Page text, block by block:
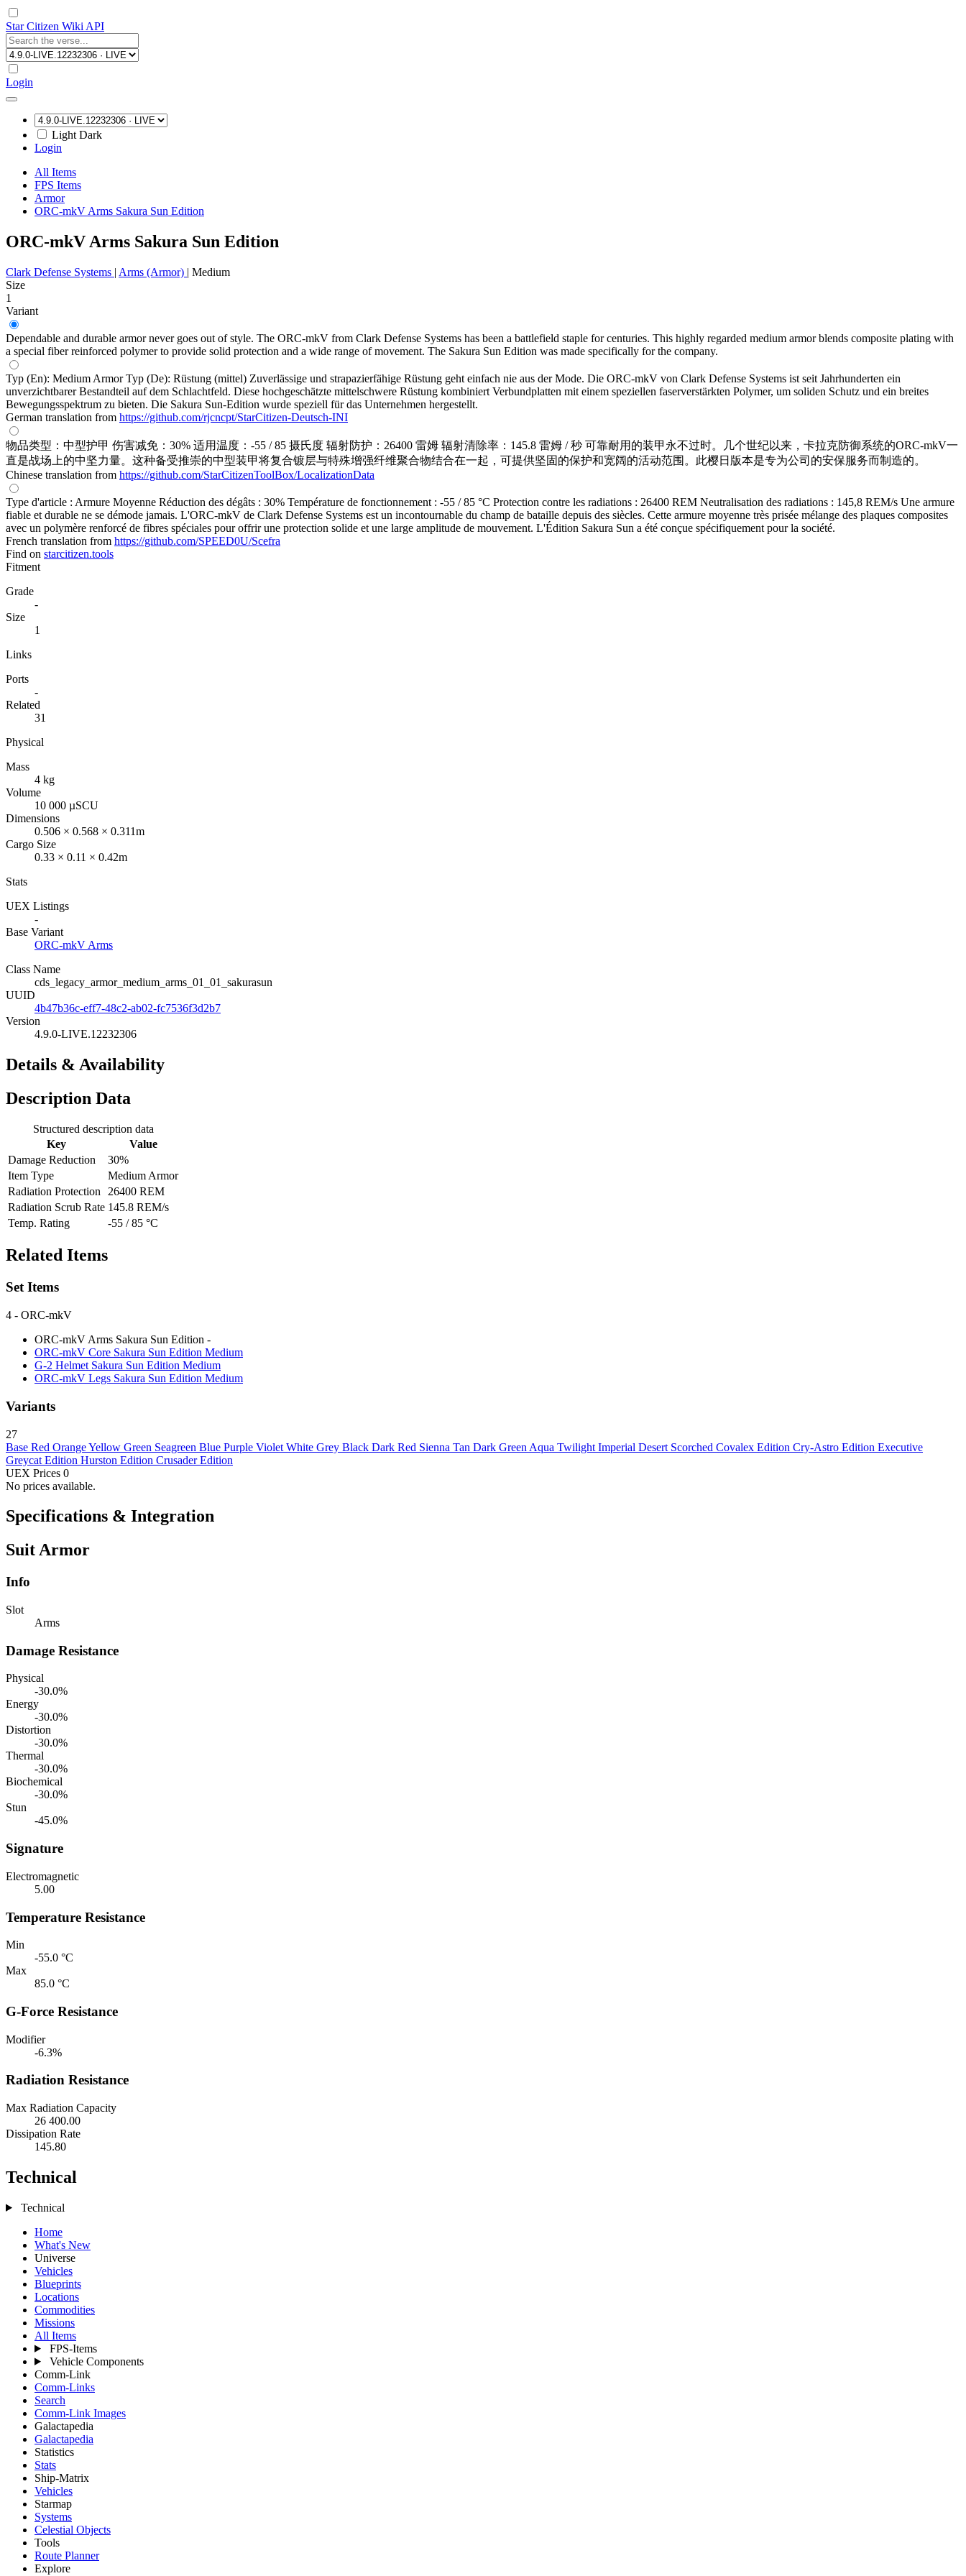
Star Citizen Wiki API
Login
Light Dark
Login
All Items
FPS Items
Armor
ORC-mkV Arms Sakura Sun Edition
ORC-mkV Arms Sakura Sun Edition
Clark Defense Systems | Arms (Armor) | Medium
Size
1
Variant
Dependable and durable armor never goes out of style. The ORC-mkV from Clark Defense Systems has been a battlefield staple for centuries. This highly regarded medium armor blends composite plating with
a special fiber reinforced polymer to provide solid protection and a wide range of movement. The Sakura Sun Edition was made specifically for the company.
Typ (En): Medium Armor Typ (De): Rüstung (mittel) Zuverlässige und strapazierfähige Rüstung geht einfach nie aus der Mode. Die ORC-mkV von Clark Defense Systems ist seit Jahrhunderten ein
unverzichtbarer Bestandteil auf dem Schlachtfeld. Diese hochgeschätzte mittelschwere Rüstung kombiniert Verbundplatten mit einem speziellen faserverstärkten Polymer, um soliden Schutz und ein breites
Bewegungsspektrum zu bieten. Die Sakura Sun-Edition wurde speziell für das Unternehmen hergestellt.
German translation from https://github.com/rjcncpt/StarCitizen-Deutsch-INI
物品类型：中型护甲 伤害减免：30% 适用温度：-55 / 85 摄氏度 辐射防护：26400 雷姆 辐射清除率：145.8 雷姆 / 秒 可靠耐用的装甲永不过时。几个世纪以来，卡拉克防御系统的ORC-mkV一
直是战场上的中坚力量。这种备受推崇的中型装甲将复合镀层与特殊增强纤维聚合物结合在一起，可提供坚固的保护和宽阔的活动范围。此樱日版本是专为公司的安保服务而制造的。
Chinese translation from https://github.com/StarCitizenToolBox/LocalizationData
Type d'article : Armure Moyenne Réduction des dégâts : 30% Température de fonctionnement : -55 / 85 °C Protection contre les radiations : 26400 REM Neutralisation des radiations : 145,8 REM/s Une armure
fiable et durable ne se démode jamais. L'ORC-mkV de Clark Defense Systems est un incontournable du champ de bataille depuis des siècles. Cette armure moyenne très prisée mélange des plaques composites
avec un polymère renforcé de fibres spéciales pour offrir une protection solide et une large amplitude de mouvement. L'Édition Sakura Sun a été conçue spécifiquement pour la société.
French translation from https://github.com/SPEED0U/Scefra
Find on starcitizen.tools
Fitment
Grade
-
Size
1
Links
Ports
-
Related
31
Physical
Mass
4 kg
Volume
10 000 µSCU
Dimensions
0.506 × 0.568 × 0.311m
Cargo Size
0.33 × 0.11 × 0.42m
Stats
UEX Listings
-
Base Variant
ORC-mkV Arms
Class Name
cds_legacy_armor_medium_arms_01_01_sakurasun
UUID
4b47b36c-eff7-48c2-ab02-fc7536f3d2b7
Version
4.9.0-LIVE.12232306
Details & Availability
Description Data
Structured description data
Key
Value
Damage Reduction
30%
Item Type
Medium Armor
Radiation Protection
26400 REM
Radiation Scrub Rate 145.8 REM/s
Temp. Rating
-55 / 85 °C
Related Items
Set Items
4 - ORC-mkV
ORC-mkV Arms Sakura Sun Edition -
ORC-mkV Core Sakura Sun Edition Medium
G-2 Helmet Sakura Sun Edition Medium
ORC-mkV Legs Sakura Sun Edition Medium
Variants
27
Base Red OrangeYellow Green Seagreen Blue Purple Violet White Grey Black Dark Red Sienna Tan Dark Green Aqua Twilight Imperial Desert Scorched Covalex Edition Cry-Astro Edition Executive
Greycat Edition Hurston Edition Crusader Edition
UEX Prices 0
No prices available.
Specifications & Integration
Suit Armor
Info
Slot
Arms
Damage Resistance
Physical
-30.0%
Energy
-30.0%
Distortion
-30.0%
Thermal
-30.0%
Biochemical
-30.0%
Stun
-45.0%
Signature
Electromagnetic
5.00
Temperature Resistance
Min
-55.0 °C
Max
85.0 °C
G-Force Resistance
Modifier
-6.3%
Radiation Resistance
Max Radiation Capacity
26 400.00
Dissipation Rate
145.80
Technical
Technical
Home
What's New
Universe
Vehicles
Blueprints
Locations
Commodities
Missions
All Items
FPS-Items
Vehicle Components
Comm-Link
Comm-Links
Search
Comm-Link Images
Galactapedia
Galactapedia
Statistics
Stats
Ship-Matrix
Vehicles
Starmap
Systems
Celestial Objects
Tools
Route Planner
Explore